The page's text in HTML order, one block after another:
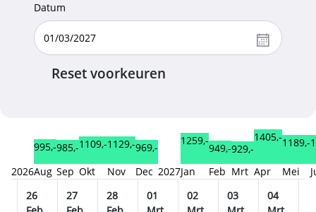
Datum
Reset voorkeuren
2026
995,-
Aug
985,-
Sep
1109,-
Okt
1129,-
Nov
969,-
Dec 2027
1259,-
Jan
949,-
Feb
929,-
Mrt
1405,-
Apr
1189,-
Mei
26
27
28
01
02
03
04